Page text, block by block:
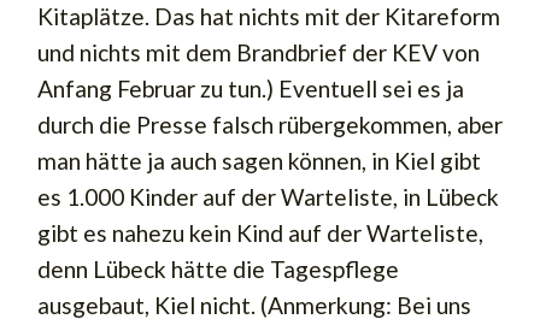
Kitaplätze. Das hat nichts mit der Kitareform
und nichts mit dem Brandbrief der KEV von
Anfang Februar zu tun.) Eventuell sei es ja
durch die Presse falsch rübergekommen, aber
man hätte ja auch sagen können, in Kiel gibt
es 1.000 Kinder auf der Warteliste, in Lübeck
gibt es nahezu kein Kind auf der Warteliste,
denn Lübeck hätte die Tagespflege
ausgebaut, Kiel nicht. (Anmerkung: Bei uns